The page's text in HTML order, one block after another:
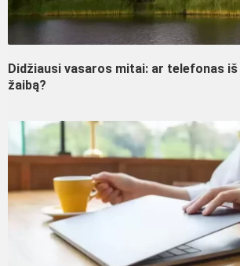
Didžiausi vasaros mitai: ar telefonas
žaibą?